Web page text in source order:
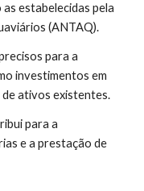
estabelecidas pela
(ANTAQ).
para a
investimentos em
ativos existentes.
para a
e a prestação de